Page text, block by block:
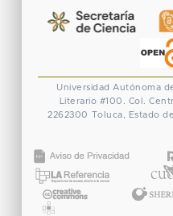
Universidad Autónoma
Literario #100. Col.
2262300 Toluca, Estado